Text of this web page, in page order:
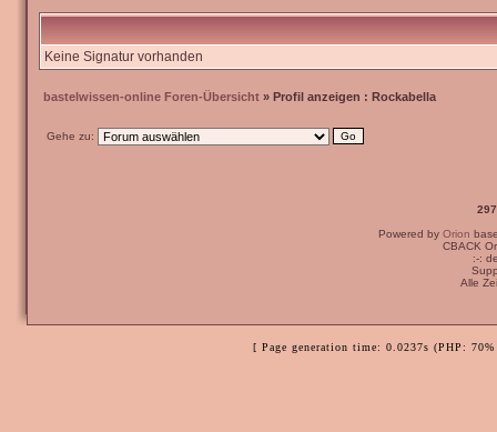
Keine Signatur vorhanden
bastelwissen-online Foren-Übersicht » Profil anzeigen : Rockabella
Gehe zu:
Powered by Orion
CBACK
:-:
Alle
[ Page generation time: 0.0237s (PHP: